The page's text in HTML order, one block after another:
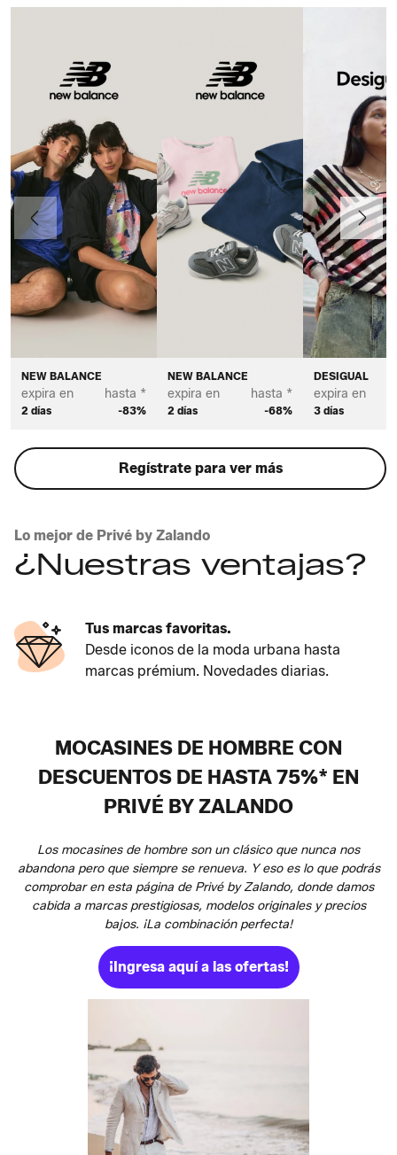
NEW BALANCE
expira en
2 días
hasta *
-83%
NEW BALANCE
expira en
2 días
hasta *
-68%
DESIGUAL
expira en
3 días
Anteriormente
Regístrate para ver más
Lo mejor de Privé by Zalando
¿Nuestras ventajas?
Tus marcas favoritas.
Desde iconos de la moda urbana hasta
marcas prémium. Novedades diarias.
MOCASINES DE HOMBRE CON
DESCUENTOS DE HASTA 75%* EN
PRIVÉ BY ZALANDO
Los mocasines de hombre son un clásico que nunca nos
abandona pero que siempre se renueva. Y eso es lo que podrás
comprobar en esta página de Privé by Zalando, donde damos
cabida a marcas prestigiosas, modelos originales y precios
bajos. ¡La combinación perfecta!
¡Ingresa aquí a las ofertas!